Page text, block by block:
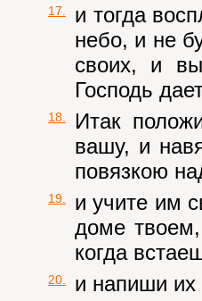
17.
и тогда
небо, и не
своих, и
Господь
18.
Итак
вашу, и
повязкою
19.
и учите им
доме
когда
20. и напиши их